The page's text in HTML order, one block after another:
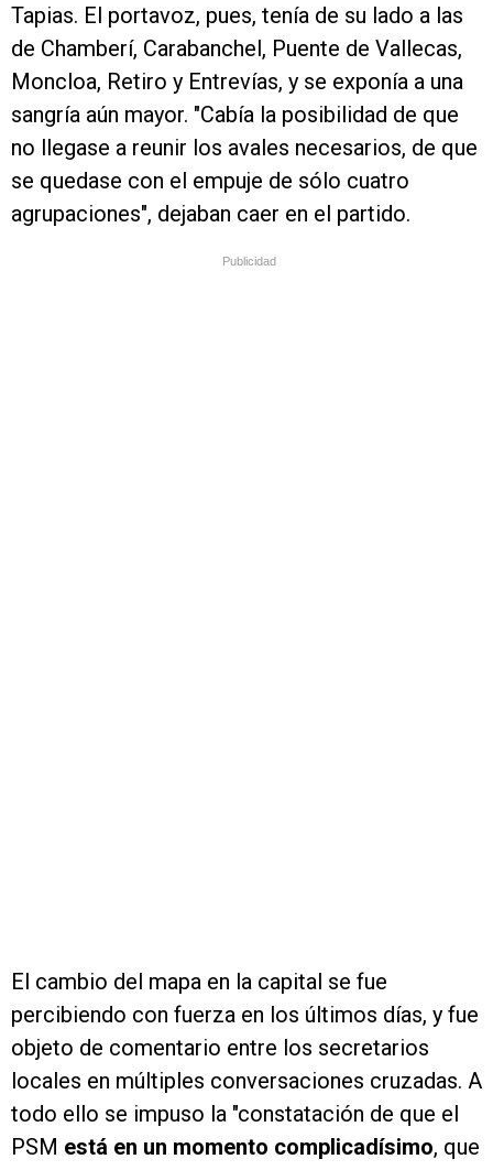
Tapias. El portavoz, pues, tenía de su lado a las
de Chamberí, Carabanchel, Puente de Vallecas,
Moncloa, Retiro y Entrevías, y se exponía a una
sangría aún mayor. "Cabía la posibilidad de que
no llegase a reunir los avales necesarios, de que
se quedase con el empuje de sólo cuatro
agrupaciones", dejaban caer en el partido.
Publicidad
El cambio del mapa en la capital se fue
percibiendo con fuerza en los últimos días, y fue
objeto de comentario entre los secretarios
locales en múltiples conversaciones cruzadas. A
todo ello se impuso la "constatación de que el
PSM está en un momento complicadísimo, que